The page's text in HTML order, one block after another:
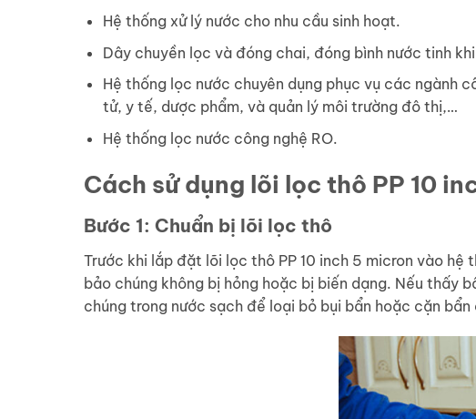
Hệ thống xử lý nước cho nhu cầu sinh hoạt.
Dây chuyền lọc và đóng chai, đóng bình nước tinh
Hệ thống lọc nước chuyên dụng phục vụ các ngành
tử, y tế, dược phẩm, và quản lý môi trường đô thị,…
Hệ thống lọc nước công nghệ RO.
Cách sử dụng lõi lọc thô PP 10
Bước 1: Chuẩn bị lõi lọc thô
Trước khi lắp đặt lõi lọc thô PP 10 inch 5 micron vào
bảo chúng không bị hỏng hoặc bị biến dạng. Nếu thấy
chúng trong nước sạch để loại bỏ bụi bẩn hoặc cặn